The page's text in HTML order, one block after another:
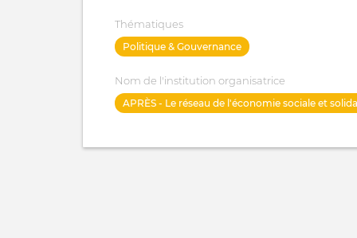
Thématiques
Politique & Gouvernance
Nom de l'institution organisatrice
APRÈS - Le réseau de l'économie sociale et